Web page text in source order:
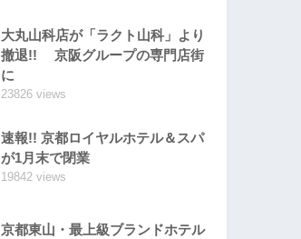
大丸山科店が「ラクト山科」より
撤退!! 京阪グループの専門店街
に
23826 views
速報!! 京都ロイヤルホテル＆スパ
が1月末で閉業
19842 views
京都東山・最上級ブランドホテル